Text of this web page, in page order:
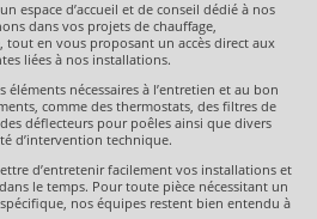
espace d’accueil et de conseil dédié à nos
dans vos projets de chauffage,
en vous proposant un accès direct aux
liées à nos installations.
nécessaires à l’entretien et au bon
comme des thermostats, des filtres de
déflecteurs pour poêles ainsi que divers
d’intervention technique.
d’entretenir facilement vos installations et
le temps. Pour toute pièce nécessitant un
nos équipes restent bien entendu à